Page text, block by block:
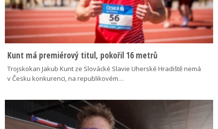
Kunt má premiérový titul, pokořil 16 metrů
Trojskokan Jakub Kunt ze Slovácké Slavie Uherské Hradiště nemá
v Česku konkurenci, na republikovém…